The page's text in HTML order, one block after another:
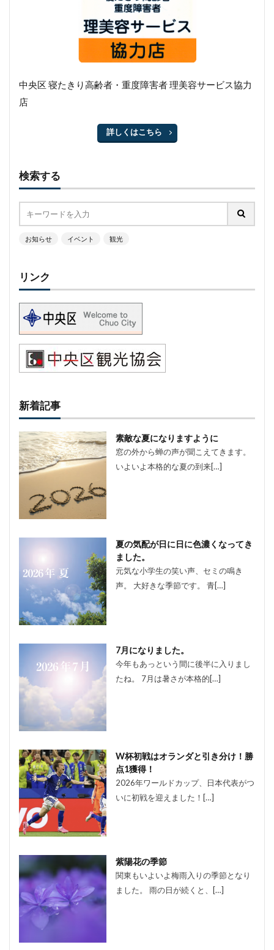
中央区 寝たきり高齢者・重度障害者 理美容サービス協力
店
詳しくはこちら
検索する
お知らせ イベント 観光
リンク
新着記事
素敵な夏になりますように
窓の外から蝉の声が聞こえてきます。
いよいよ本格的な夏の到来[…]
夏の気配が日に日に色濃くなってき
ました。
元気な小学生の笑い声、セミの鳴き
声。 大好きな季節です。 青[…]
7月になりました。
今年もあっという間に後半に入りまし
たね。 7月は暑さが本格的[…]
W杯初戦はオランダと引き分け！勝
点1獲得！
2026年ワールドカップ、日本代表がつ
いに初戦を迎えました！[…]
紫陽花の季節
関東もいよいよ梅雨入りの季節となり
ました。 雨の日が続くと、[…]